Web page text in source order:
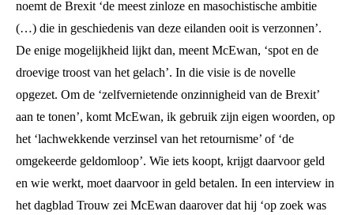
noemt de Brexit ‘de meest zinloze en masochistische ambitie
(…) die in geschiedenis van deze eilanden ooit is verzonnen’.
De enige mogelijkheid lijkt dan, meent McEwan, ‘spot en de
droevige troost van het gelach’. In die visie is de novelle
opgezet. Om de ‘zelfvernietende onzinnigheid van de Brexit’
aan te tonen’, komt McEwan, ik gebruik zijn eigen woorden, op
het ‘lachwekkende verzinsel van het retournisme’ of ‘de
omgekeerde geldomloop’. Wie iets koopt, krijgt daarvoor geld
en wie werkt, moet daarvoor in geld betalen. In een interview in
het dagblad Trouw zei McEwan daarover dat hij ‘op zoek was